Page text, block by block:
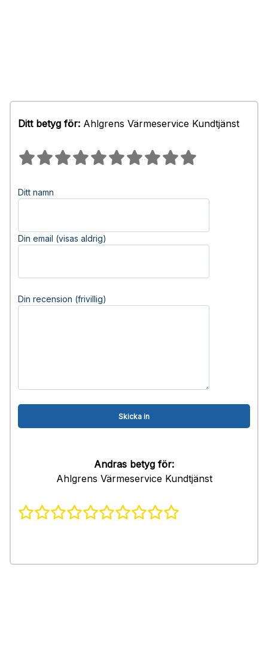
Ditt betyg för: Ahlgrens Värmeservice Kundtjänst
Ditt namn
Din email (visas aldrig)
Din recension (frivillig)
Andras betyg för:
Ahlgrens Värmeservice Kundtjänst